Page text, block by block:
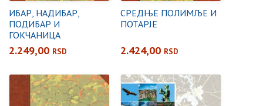
ИБАР, НАДИБАР,
ПОДИБАР И
ГОКЧАНИЦА
2.249,00 RSD
СРЕДЊЕ ПОЛИМЉЕ И
ПОТАРЈЕ
2.424,00 RSD